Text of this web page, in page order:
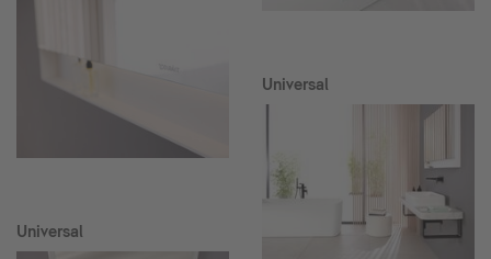
Universal
Universal